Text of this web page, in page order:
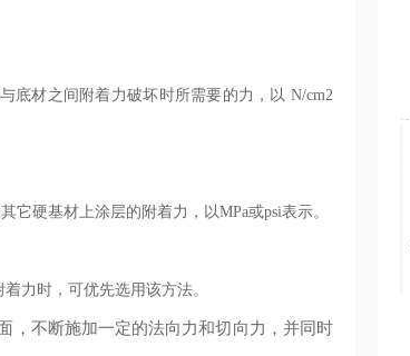
底材之间附着力破坏时所需要的力，以 N/cm2
它硬基材上涂层的附着力，以MPa或psi表示。
力时，可优先选用该方法。
，不断施加一定的法向力和切向力，并同时